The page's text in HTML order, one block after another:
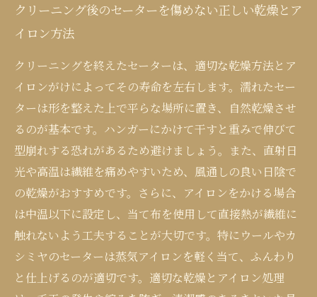
クリーニング後のセーターを傷めない正しい乾燥とア
イロン方法
クリーニングを終えたセーターは、適切な乾燥方法とア
イロンがけによってその寿命を左右します。濡れたセー
ターは形を整えた上で平らな場所に置き、自然乾燥させ
るのが基本です。ハンガーにかけて干すと重みで伸びて
型崩れする恐れがあるため避けましょう。また、直射日
光や高温は繊維を痛めやすいため、風通しの良い日陰で
の乾燥がおすすめです。さらに、アイロンをかける場合
は中温以下に設定し、当て布を使用して直接熱が繊維に
触れないよう工夫することが大切です。特にウールやカ
シミヤのセーターは蒸気アイロンを軽く当て、ふんわり
と仕上げるのが適切です。適切な乾燥とアイロン処理